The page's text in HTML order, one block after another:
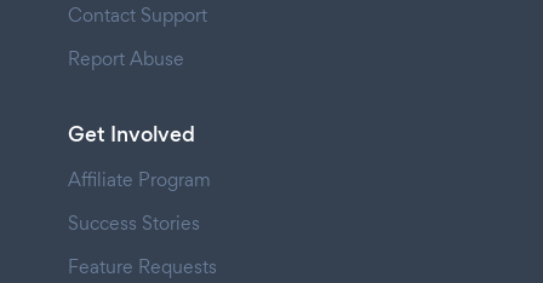
Contact Support
Report Abuse
Get Involved
Affiliate Program
Success Stories
Feature Requests